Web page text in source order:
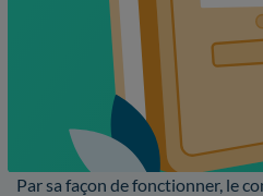
Par sa façon de fonctionner, le